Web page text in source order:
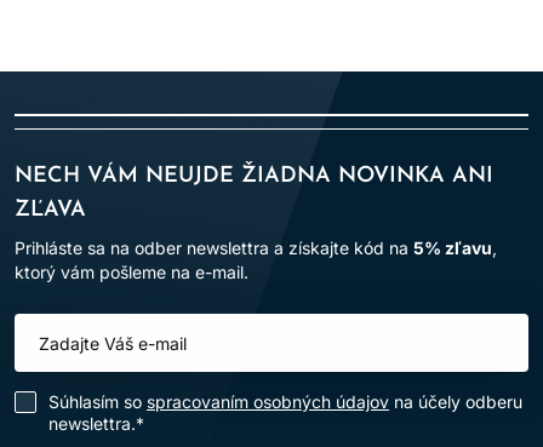
NECH VÁM NEUJDE ŽIADNA NOVINKA ANI
ZĽAVA
Prihláste sa na odber newslettra a získajte kód na 5% zľavu,
ktorý vám pošleme na e-mail.
Súhlasím so spracovaním osobných údajov na účely odberu
newslettra.*